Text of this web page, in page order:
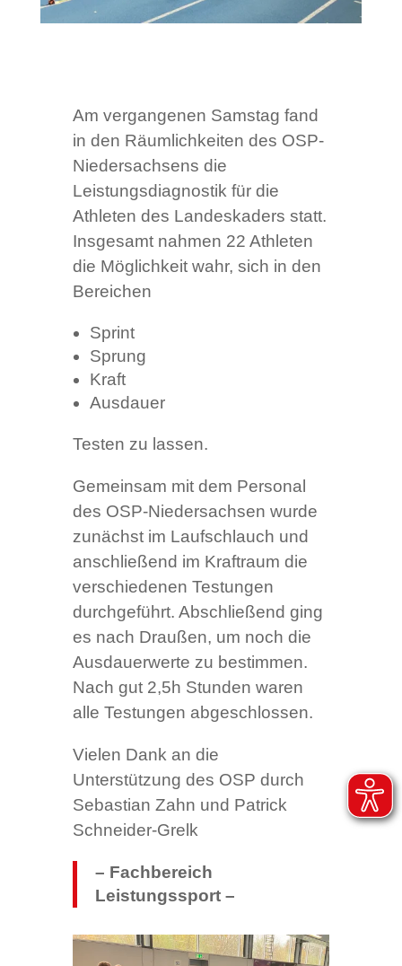
Am vergangenen Samstag fand
in den Räumlichkeiten des OSP-
Niedersachsens die
Leistungsdiagnostik für die
Athleten des Landeskaders statt.
Insgesamt nahmen 22 Athleten
die Möglichkeit wahr, sich in den
Bereichen
Sprint
Sprung
Kraft
Ausdauer
Testen zu lassen.
Gemeinsam mit dem Personal
des OSP-Niedersachsen wurde
zunächst im Laufschlauch und
anschließend im Kraftraum die
verschiedenen Testungen
durchgeführt. Abschließend ging
es nach Draußen, um noch die
Ausdauerwerte zu bestimmen.
Nach gut 2,5h Stunden waren
alle Testungen abgeschlossen.
Vielen Dank an die
Unterstützung des OSP durch
Sebastian Zahn und Patrick
Schneider-Grelk
– Fachbereich
Leistungssport –